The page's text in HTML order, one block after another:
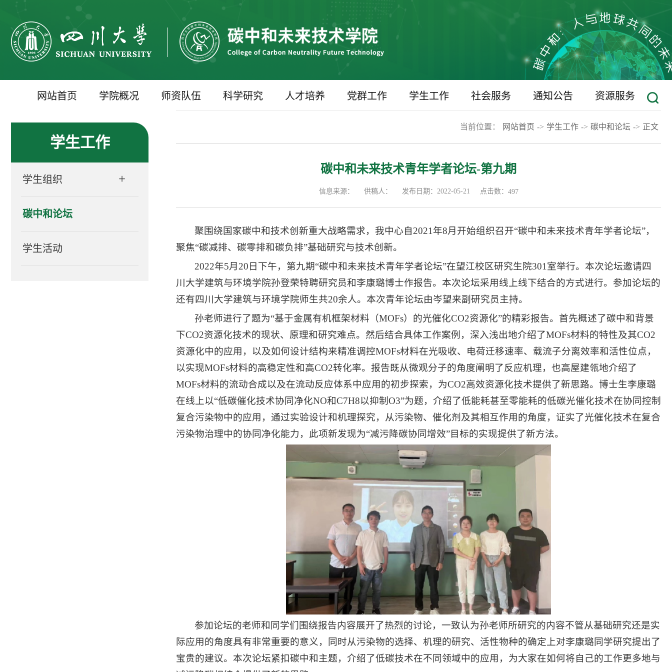
网站首页 学院概况 师资队伍 科学研究 人才培养 党群工作 学生工作 社会服务 通知公告 资源服务
学生工作
学生组织 +
碳中和论坛
学生活动
当前位置： 网站首页 -> 学生工作 -> 碳中和论坛 -> 正文
碳中和未来技术青年学者论坛-第九期
信息来源： 供稿人： 发布日期：2022-05-21 点击数： 497
聚围绕国家碳中和技术创新重大战略需求，我中心自2021年8月开始组织召开“碳中和未来技术青年学者论坛”，
聚焦“碳减排、碳零排和碳负排”基础研究与技术创新。
2022年5月20日下午，第九期“碳中和未来技术青年学者论坛”在望江校区研究生院301室举行。本次论坛邀请四
川大学建筑与环境学院孙登荣特聘研究员和李康璐博士作报告。本次论坛采用线上线下结合的方式进行。参加论坛的
还有四川大学建筑与环境学院师生共20余人。本次青年论坛由岑望来副研究员主持。
孙老师进行了题为“基于金属有机框架材料（MOFs）的光催化CO2资源化”的精彩报告。首先概述了碳中和背景
下CO2资源化技术的现状、原理和研究难点。然后结合具体工作案例，深入浅出地介绍了MOFs材料的特性及其CO2
资源化中的应用，以及如何设计结构来精准调控MOFs材料在光吸收、电荷迁移速率、载流子分离效率和活性位点，
以实现MOFs材料的高稳定性和高CO2转化率。报告既从微观分子的角度阐明了反应机理，也高屋建瓴地介绍了
MOFs材料的流动合成以及在流动反应体系中应用的初步探索，为CO2高效资源化技术提供了新思路。博士生李康璐
在线上以“低碳催化技术协同净化NO和C7H8以抑制O3”为题，介绍了低能耗甚至零能耗的低碳光催化技术在协同控制
复合污染物中的应用，通过实验设计和机理探究，从污染物、催化剂及其相互作用的角度，证实了光催化技术在复合
污染物治理中的协同净化能力，此项新发现为“减污降碳协同增效”目标的实现提供了新方法。
参加论坛的老师和同学们围绕报告内容展开了热烈的讨论，一致认为孙老师所研究的内容不管从基础研究还是实
际应用的角度具有非常重要的意义，同时从污染物的选择、机理的研究、活性物种的确定上对李康璐同学研究提出了
宝贵的建议。本次论坛紧扣碳中和主题，介绍了低碳技术在不同领域中的应用，为大家在如何将自己的工作更多地与